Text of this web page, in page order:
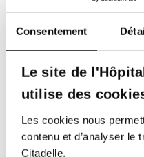
Consentement
Le site de
utilise des
Les cookies nous
contenu et d’analyser le
Citadelle.